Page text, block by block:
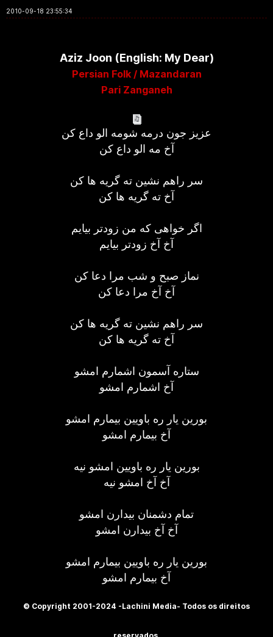
2010-09-18 23:55:34
Aziz Joon (English: My Dear)
Persian Folk / Mazandaran
Pari Zanganeh
عزیز جون درمه شومه الو داع کن
آخ مه الو داع کن
سر راهم نشین ته گریه ها کن
آخ ته گریه ها کن
اگر خواهی که من زودتر بیایم
آخ آخ زودتر بیایم
نماز صبح و شب مرا دعا کن
آخ آخ مرا دعا کن
سر راهم نشین ته گریه ها کن
آخ ته گریه ها کن
ستاره آسمون اشمارم امشو
آخ اشمارم امشو
بورین یار ره باویین بیمارم امشو
آخ بیمارم امشو
بورین یار ره باویین امشو نیه
آخ آخ امشو نیه
تمام دشمنان بیدارن امشو
آخ آخ بیدارن امشو
بورین یار ره باویین بیمارم امشو
آخ بیمارم امشو
© Copyright 2001-2024 -Lachini Media- Todos os direitos